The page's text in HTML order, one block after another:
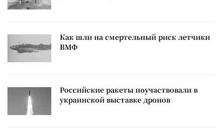
Как шли на смертельный риск летчики
ВМФ
Российские ракеты поучаствовали в
украинской выставке дронов